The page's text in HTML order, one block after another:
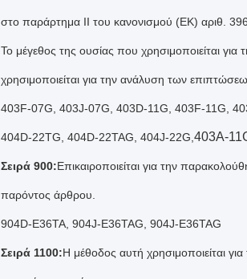
στο παράρτημα II του κανονισμού (ΕΚ) αριθ.
Το μέγεθος της ουσίας που χρησιμοποιείται
χρησιμοποιείται για την ανάλυση των
403F-07G, 403J-07G, 403D-11G, 403F-11G,
404D-22TG, 404D-22TAG, 404J-22G, 403A-
Σειρά 900:Επικαιροποιείται για την
παρόντος άρθρου.
904D-E36TA, 904J-E36TAG, 904J-E36TAG
Σειρά 1100:Η μέθοδος αυτή χρησιμοποιείται